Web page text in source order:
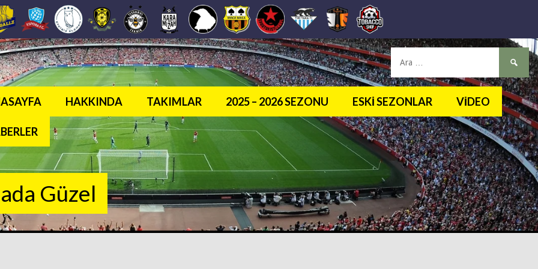
HAKKINDA TAKIMLAR 2025 – 2026 SEZONU ESKI SEZONLAR VIDEO
Güzel